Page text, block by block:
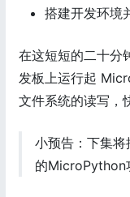
搭建开发环境
在这短短的二十分
发板上运行起
文件系统的读写，
小预告：下集
的MicroPython